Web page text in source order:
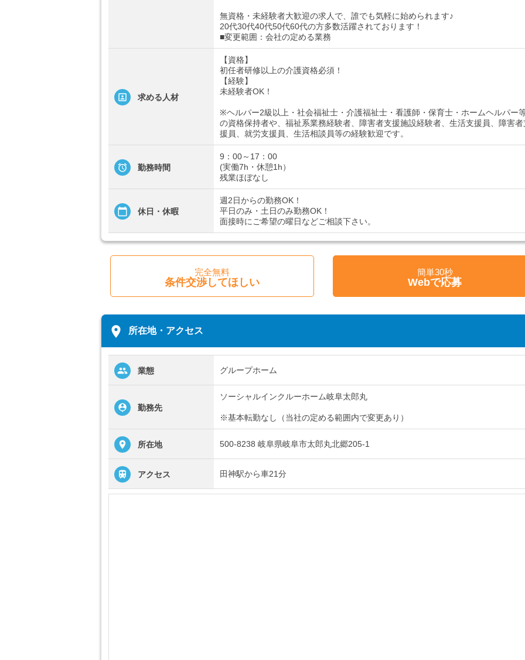
無資格・未経験者大歓迎の求人で、誰でも気軽に始められます♪
20代30代40代50代60代の方多数活躍されております！
■変更範囲：会社の定める業務
求める人材
【資格】
初任者研修以上の介護資格必須！
【経験】
未経験者OK！
※ヘルパー2級以上・社会福祉士・介護福祉士・看護師・保育士・ホームヘルパー
の資格保持者や、福祉系業務経験者、障害者支援施設経験者、生活支援員、障害者
援員、就労支援員、生活相談員等の経験歓迎です。
勤務時間
9：00～17：00
(実働7h・休憩1h）
残業ほぼなし
休日・休暇
週2日からの勤務OK！
平日のみ・土日のみ勤務OK！
面接時にご希望の曜日などご相談下さい。
完全無料
条件交渉してほしい
簡単30秒
Webで応募
place 所在地・アクセス
業態 グループホーム
勤務先
ソーシャルインクルーホーム岐阜太郎丸
※基本転勤なし（当社の定める範囲内で変更あり）
所在地 500-8238 岐阜県岐阜市太郎丸北郷205-1
アクセス 田神駅から車21分